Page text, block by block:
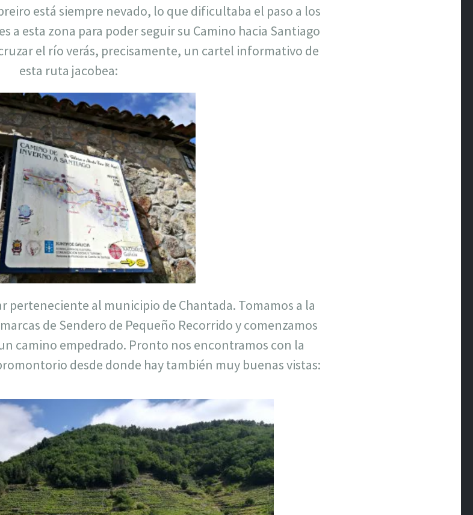
está siempre nevado, lo que dificultaba el paso a los
a esta zona para poder seguir su Camino hacia Santiago
el río verás, precisamente, un cartel informativo de
esta ruta jacobea:
perteneciente al municipio de Chantada. Tomamos a la
de Sendero de Pequeño Recorrido y comenzamos
camino empedrado. Pronto nos encontramos con la
desde donde hay también muy buenas vistas: